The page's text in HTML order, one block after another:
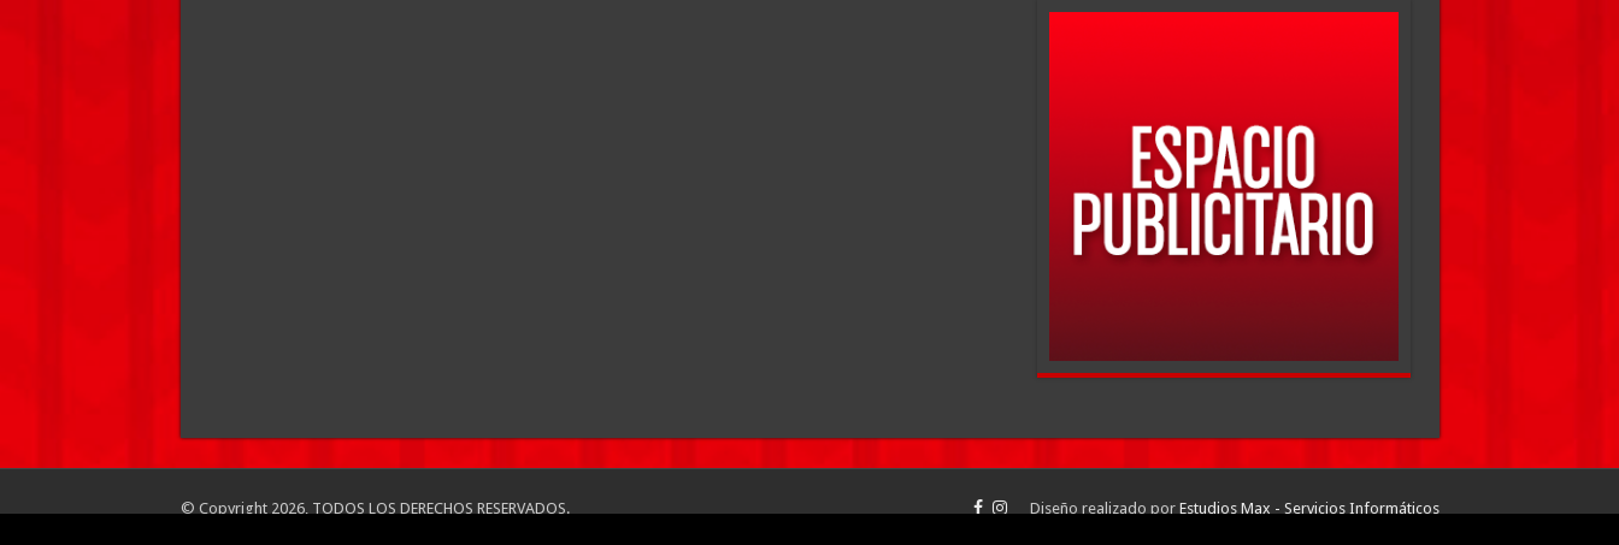
Diseño realizado por Estudios Max - Servicios Informáticos
© Copyright 2026, TODOS LOS DERECHOS RESERVADOS.